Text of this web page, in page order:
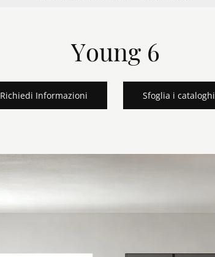
Young 6
Richiedi Informazioni Sfoglia i cataloghi